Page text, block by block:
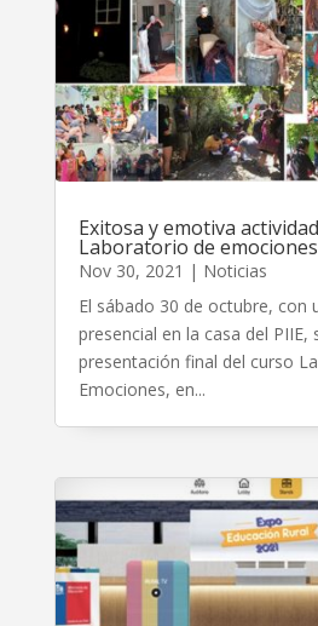
Exitosa y emotiva
Laboratorio de
Nov 30, 2021 | Noticias
El sábado 30 de octubre, con
presencial en la casa del PIIE,
presentación final del curso
Emociones, en...